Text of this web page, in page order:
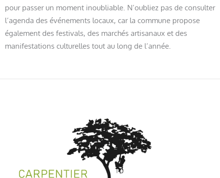
pour passer un moment inoubliable. N’oubliez pas de consulter
l’agenda des événements locaux, car la commune propose
également des festivals, des marchés artisanaux et des
manifestations culturelles tout au long de l’année.